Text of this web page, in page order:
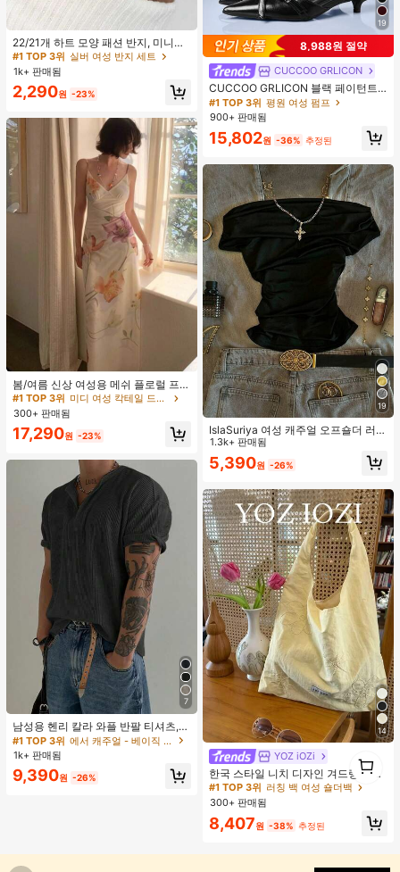
22/21개 하트 모양 패션 반지, 미니멀
리스트 크리스탈 임베디드 보헤미안
기하학 반지 세트, 발렌타인데이, 어머
니날 선물
#1 TOP 3위
실버 여성 반지 세트
거의 매진!
#1 TOP 3위 실버 여성 반지 세트
거의 매진!
#1 TOP 3위 실버 여성 반지 세트
거의 매진!
#1 TOP 3위
실버 여성 반지 세트
1k+ 판매됨
2,290원 -23%
봄/여름 신상 여성용 메쉬 플로럴 프린
트 드레스, 브이넥, 휴가 스타일, 섹시
한 비치 파티 댄스 드레스, 스파게티
스트랩 웨딩 가을
#1 TOP 3위
재고 4개 남음
#1 TOP 3위
미디 여성 칵테일 드레스
재고 4개 남음
#1 TOP 3위
미디 여성 칵테일 드레스
재고 4개 남음
#1 TOP 3위
재고 4개 남음
300+ 판매됨
17,290원 -23%
7
남성용 헨리 칼라 와플 반팔 티셔츠,
가볍고 통기성이 좋은 기본 티, 미국
미니멀리스트 스타일, 모든 계절에 적
합
#1 TOP 3위
에서 캐주얼 - 베이직 남성 상의
1k+ 판매됨
9,390원 -26%
19
8,988원 절약
CUCCOO GRLICON
CUCCOO GRLICON 블랙 페이턴트
가죽 뾰족한 토 메탈 크리스크로스 스
트랩 더블 버클 장식 키튼 힐 뮬 슈즈,
쿨 걸즈를 위한 오토바이 스타일, 봄/
여름, 휴가, 여행, 2000년대 스타일에
적합
#1 TOP 3위 평원 여성 펌프
900+ 판매됨
15,802원 -36% 추정된
19
IslaSuriya 여성 캐주얼 오프숄더 러치
핏 솔리드 블랙 티셔츠, 데일리 출퇴
근, 여름에 적합
1.3k+ 판매됨
5,390원 -26%
14
YOZ iOZi
한국 스타일 니치 디자인 겨드랑이 숄
더백, 다용도 패션 부드러운 여름 숄더
토트백 여성용,
#1 TOP 3위 러칭 백 여성 숄더백
거의 매진!
#1 TOP 3위 러칭 백 여성 숄더백
거의 매진!
#1 TOP 3위 러칭 백 여성 숄더백
거의 매진!
#1 TOP 3위
러칭 백 여성 숄더백
거의 매진!
300+ 판매됨
8,407원 -38% 추정된